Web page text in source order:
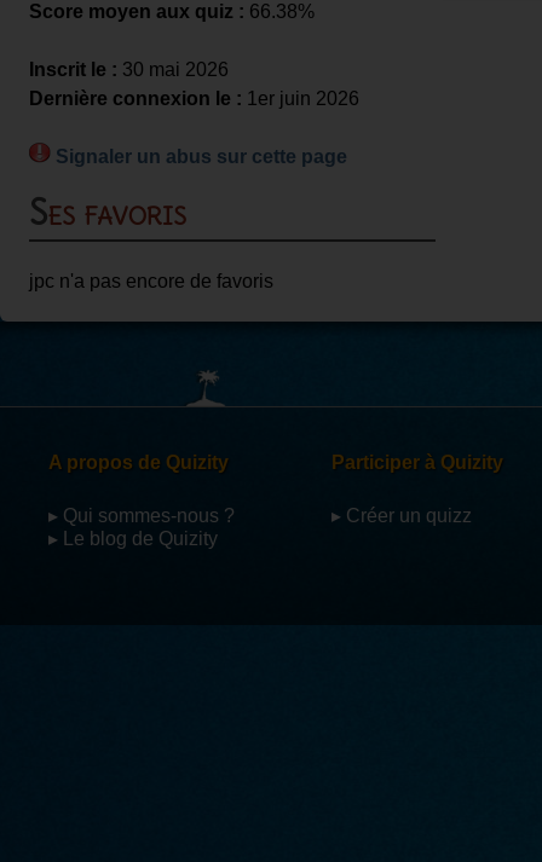
Score moyen aux quiz : 66.38%
Inscrit le : 30 mai 2026
Dernière connexion le : 1er juin 2026
Signaler un abus sur cette page
Ses favoris
jpc n'a pas encore de favoris
A propos de Quizity
▸ Qui sommes-nous ?
▸ Le blog de Quizity
Participer à Quizity
▸ Créer un quizz